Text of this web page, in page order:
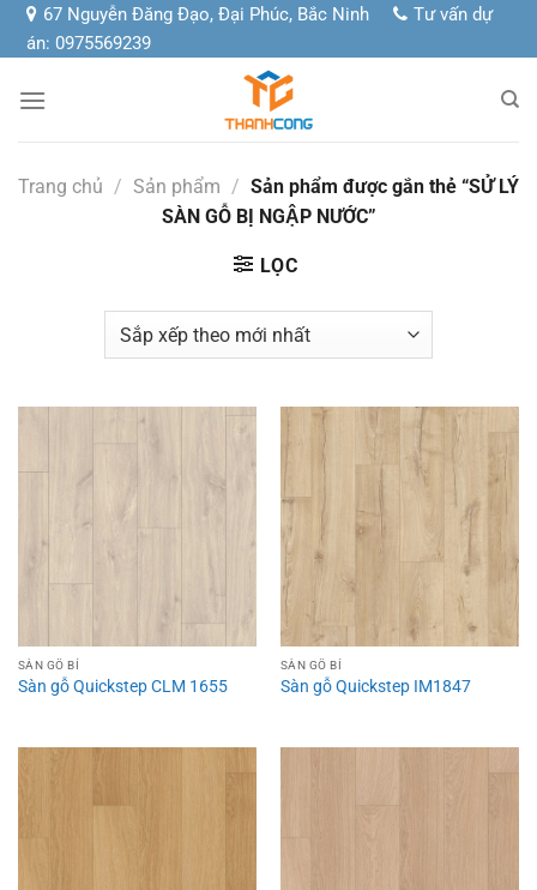
Chuyển
đến
dung
67 Nguyễn Đăng Đạo, Đại Phúc, Bắc Ninh
Tư vấn dự
án: 0975569239
Trang chủ / Sản phẩm / Sản phẩm được gắn thẻ “SỬ LÝ
SÀN GỖ BỊ NGẬP NƯỚC”
LỌC
SÀN GỖ BỈ
Sàn gỗ Quickstep CLM 1655
SÀN GỖ BỈ
Sàn gỗ Quickstep IM1847